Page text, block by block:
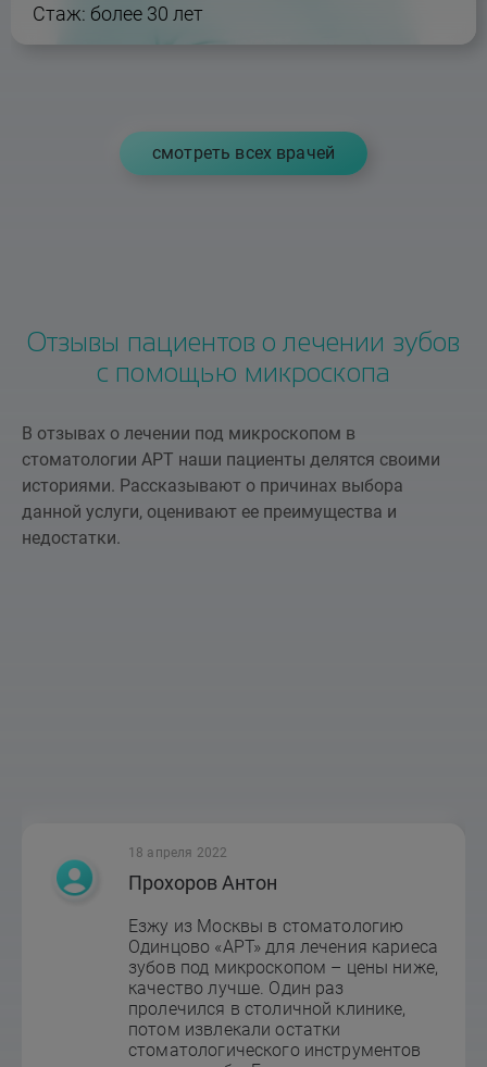
Стаж: более 30 лет
cмотреть всех врачей
Отзывы пациентов о лечении зубов
с помощью микроскопа
В отзывах о лечении под микроскопом в
стоматологии АРТ наши пациенты делятся своими
историями. Рассказывают о причинах выбора
данной услуги, оценивают ее преимущества и
недостатки.
18 апреля 2022
Прохоров Антон
Езжу из Москвы в стоматологию
Одинцово «АРТ» для лечения кариеса
зубов под микроскопом – цены ниже,
качество лучше. Один раз
пролечился в столичной клинике,
потом извлекали остатки
стоматологического инструментов